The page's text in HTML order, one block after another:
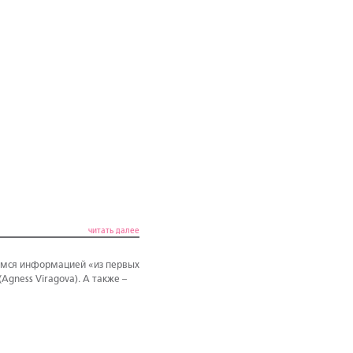
читать далее
информацией «из первых
Viragova). А также –